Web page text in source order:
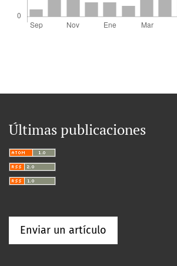
Últimas publicaciones
Enviar un artículo